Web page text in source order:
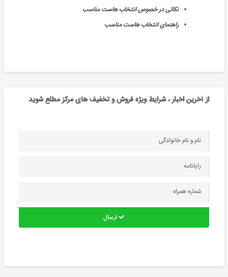
نکاتی در خصوص انتخاب هاست مناسب
راهنمای انتخاب هاست مناسب
از آخرین اخبار ، شرایط ویژه فروش و تخفیف های مرکز مطلع شوید
ارسال